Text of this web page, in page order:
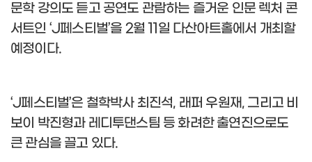
문학 강의도 듣고 공연도 관람하는 즐거운 인문 렉처 콘
서트인 ‘J페스티벌’을 2월11 일 다산아트홀에서 개최할
예정이다.
‘J페스티벌’은 철학박사 최진석, 래퍼 우원재, 그리고 비
보이 박진형과 레디투댄스팀 등 화려한 출연진으로도
큰 관심을 끌고 있다.